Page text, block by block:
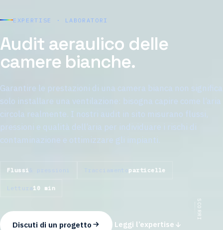
EXPERTISE · LABORATORI
Audit aeraulico delle
camere bianche.
Garantire le prestazioni di una camera bianca non significa
solo installare una ventilazione: bisogna capire come l’aria
circola realmente. I nostri audit in sito misurano flussi,
pressioni e qualità dell’aria per individuare i rischi di
contaminazione e ottimizzare gli impianti.
Flussi particelle
Lettura 10 min
Discuti di un progetto Leggi l’expertise
SCORRI